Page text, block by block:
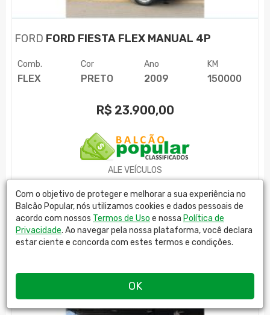
FORD FORD FIESTA FLEX MANUAL 4P
Comb.
FLEX
Cor
PRETO
Ano
2009
KM
150000
R$ 23.900,00
ALE VEÍCULOS
MAIS DETALHES
Com o objetivo de proteger e melhorar a sua experiência no
Balcão Popular, nós utilizamos cookies e dados pessoais de
acordo com nossos Termos de Uso e nossa Política de
Privacidade. Ao navegar pela nossa plataforma, você declara
estar ciente e concorda com estes termos e condições.
OK